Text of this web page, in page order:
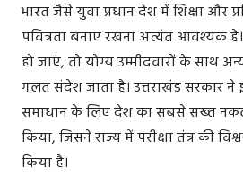
भारत जैसे युवा प्रधान देश में शिक्षा और
पवित्रता बनाए रखना अत्यंत आवश्यक
हो जाएं, तो योग्य उम्मीदवारों के साथ
गलत संदेश जाता है। उत्तराखंड सरकार ने
समाधान के लिए देश का सबसे सख्त
किया, जिसने राज्य में परीक्षा तंत्र की
किया है।